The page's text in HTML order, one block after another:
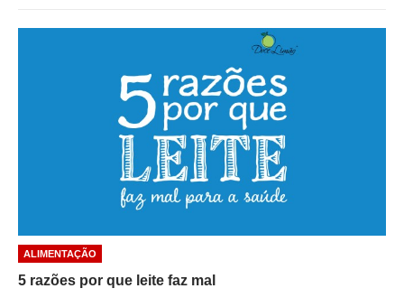
ALIMENTAÇÃO
5 razões por que leite faz mal